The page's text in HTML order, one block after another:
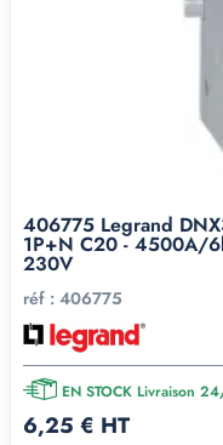
406775 Legrand
1P+N C20 - 4500A/
230V
réf : 406775
EN STOCK Livraison
6,25 € HT